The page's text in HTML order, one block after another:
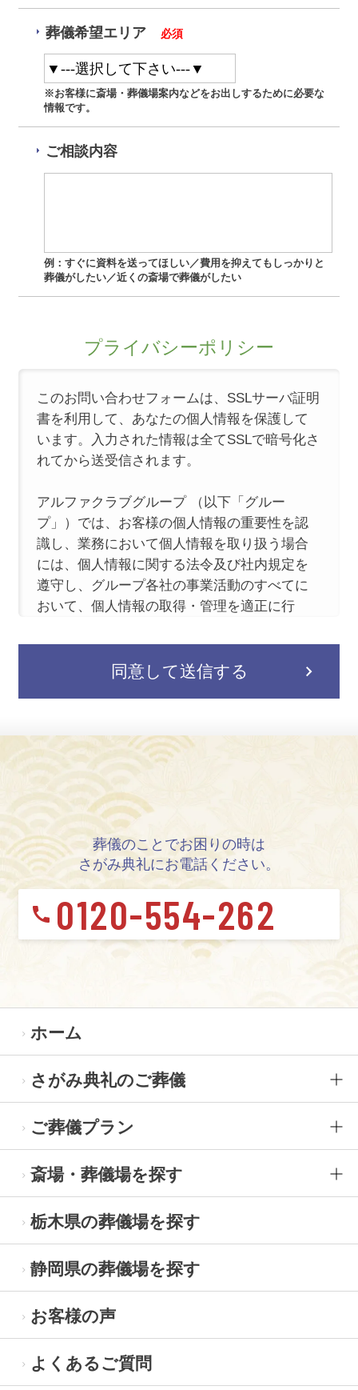
葬儀希望エリア 必須
※お客様に斎場・葬儀場案内などをお出しするために必要な
情報です。
ご相談内容
例：すぐに資料を送ってほしい／費用を抑えてもしっかりと
葬儀がしたい／近くの斎場で葬儀がしたい
プライバシーポリシー
このお問い合わせフォームは、SSLサーバ証明
書を利用して、あなたの個人情報を保護して
います。入力された情報は全てSSLで暗号化さ
れてから送受信されます。
アルファクラブグループ （以下「グルー
プ」）では、お客様の個人情報の重要性を認
識し、業務において個人情報を取り扱う場合
には、個人情報に関する法令及び社内規定を
遵守し、グループ各社の事業活動のすべてに
おいて、個人情報の取得・管理を適正に行
な保護対策を継続して実施いたします。
アルファクラブグループ各社のプライバシー
サイカンシステム株式会社（埼玉県）
株式会社東冠（埼玉県）
アルファクラブ株式会社（栃木県、茨城県
（県西エリア））
アルファクラブ株式会社（福島県、茨城県
（県北、県央、県南、県東エリア））
アルファクラブ東北株式会社（福島県・山
形県・岩手県）
アルファクラブ静岡株式会社（静岡県）
アルファライフ株式会社（長野県）
株式会社信州さがみ典礼（長野県）
同意して送信する
葬儀のことでお困りの時は
さがみ典礼にお電話ください。
0120-554-262
ホーム
さがみ典礼のご葬儀
ご葬儀プラン
斎場・葬儀場を探す
栃木県の葬儀場を探す
静岡県の葬儀場を探す
お客様の声
よくあるご質問